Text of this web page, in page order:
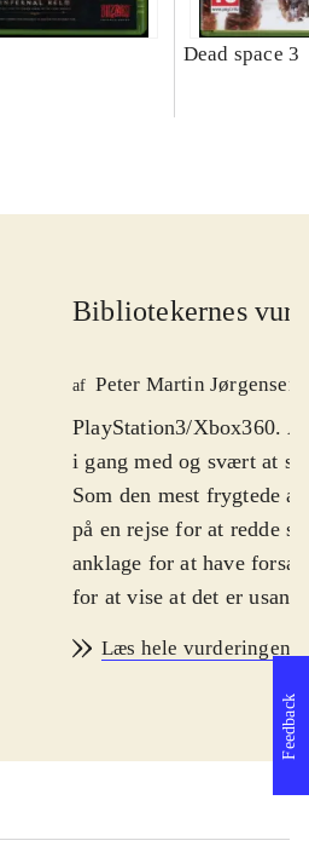
Dead space 3
Bibliotekernes
af Peter Martin Jørgensen
PlayStation3/Xbox360.
i gang med og svært at
Som den mest frygtede
på en rejse for at redde
anklage for at have
for at vise at det er
form til den typiske
forholdsvis åbne baner
og køller. Man møder et
vej, på vej mod livets træ
møder man bosses og
Døden dør man ikke så
Læs hele vurderingen
Feedback